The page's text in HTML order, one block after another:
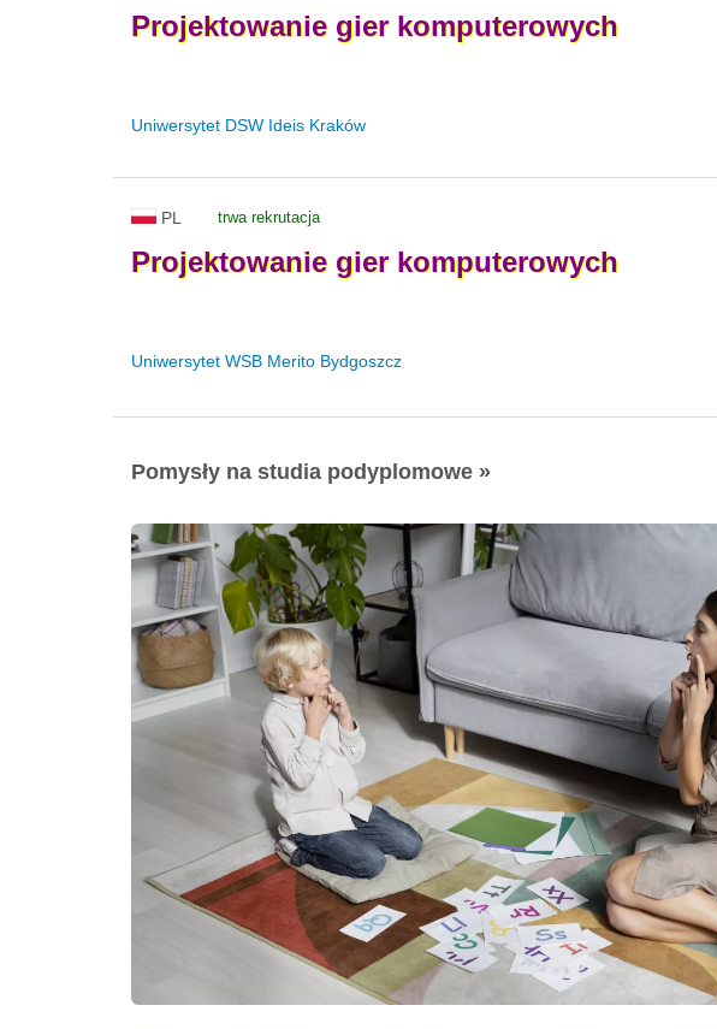
Projektowanie gier komputerowych
Uniwersytet DSW Ideis Kraków
PL trwa rekrutacja
Projektowanie gier komputerowych
Uniwersytet WSB Merito Bydgoszcz
Pomysły na studia podyplomowe »